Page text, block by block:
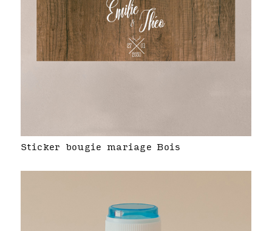
Sticker bougie mariage Bois